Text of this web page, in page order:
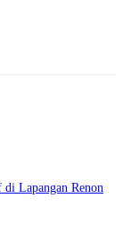
Lapangan Renon